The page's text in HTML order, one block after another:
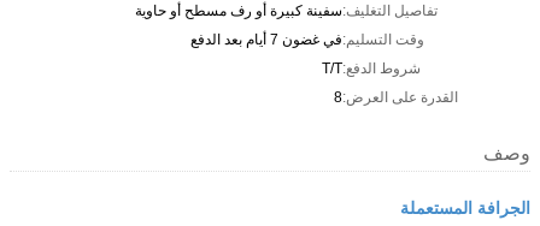
تفاصيل التغليف:سفينة كبيرة أو رف مسطح أو حاوية
وقت التسليم:في غضون 7 أيام بعد الدفع
شروط الدفع:T/T
القدرة على العرض:8
وصف
الجرافة المستعملة